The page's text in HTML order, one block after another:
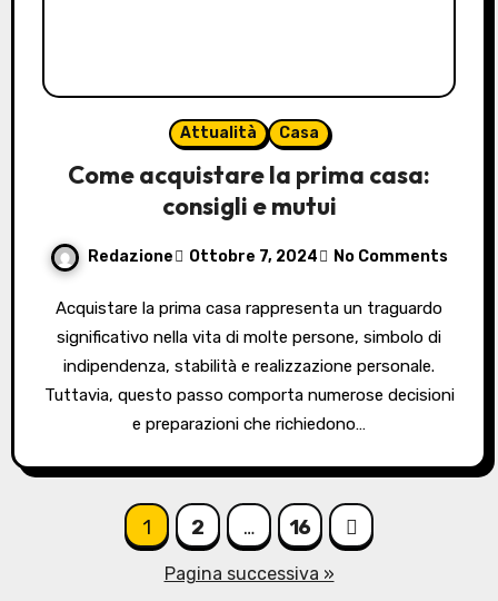
Attualità Casa
Come acquistare la prima casa:
consigli e mutui
Redazione Ottobre 7, 2024 No Comments
Acquistare la prima casa rappresenta un traguardo
significativo nella vita di molte persone, simbolo di
indipendenza, stabilità e realizzazione personale.
Tuttavia, questo passo comporta numerose decisioni
e preparazioni che richiedono…
Paginazione
1 2 … 16
Pagina successiva »